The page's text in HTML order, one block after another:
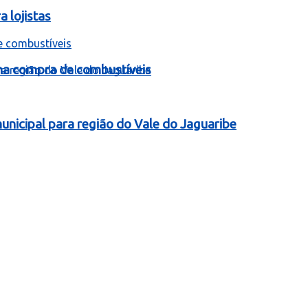
lojistas
para região do Vale do Jaguaribe
compra de combustíveis